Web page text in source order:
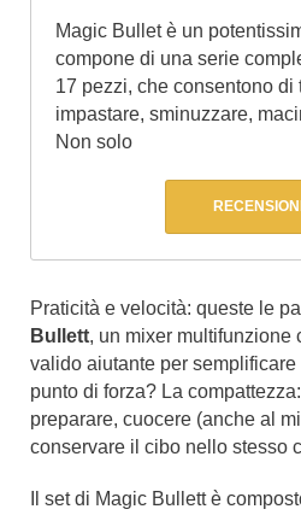
Magic Bullet è un
compone di una serie
17 pezzi, che consentono di
impastare, sminuzzare,
Non solo
Praticità e velocità: queste le
Bullett, un mixer multifunzione
valido aiutante per
punto di forza? La
preparare, cuocere (anche al
conservare il cibo nello stesso
Il set di Magic Bullett è